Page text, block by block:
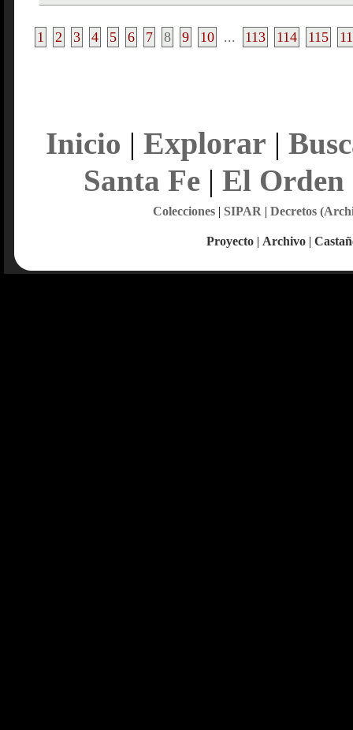
1 2 3 4 5 6 7 8 9 10 ... 113 114 115
Inicio | Explorar |
Santa Fe| El Orden
Colecciones| SIPAR | Decretos
Proyecto | Archivo |